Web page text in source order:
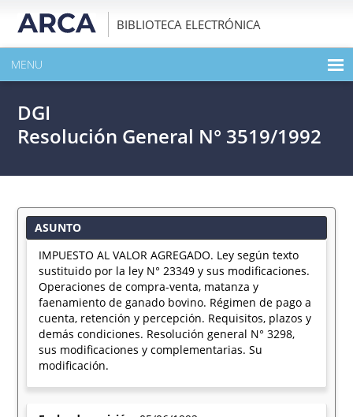
BIBLIOTECA ELECTRÓNICA
MENU
EXPANDIR TODO EL CONTENIDO DE LA PUBLICACIÓN
DGI
Resolución General N° 3519/1992
ASUNTO
IMPUESTO AL VALOR AGREGADO. Ley según texto
sustituido por la ley N° 23349 y sus modificaciones.
Operaciones de compra-venta, matanza y
faenamiento de ganado bovino. Régimen de pago a
cuenta, retención y percepción. Requisitos, plazos y
demás condiciones. Resolución general N° 3298,
sus modificaciones y complementarias. Su
modificación.